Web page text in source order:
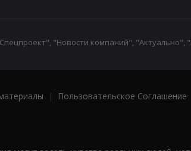
"Новости компаний", "Актуально",
| Пользовательское Соглашение